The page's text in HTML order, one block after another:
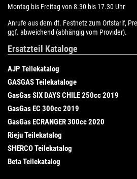
Montag bis Freitag von 8.30 bis 17.30 Uhr
Anrufe aus dem dt. Festnetz zum Ortstarif,
ggf. abweichend (abhängig vom Provider).
Ersatzteil Kataloge
AJP Teilekatalog
GASGAS Teilekataloge
GasGas SIX DAYS CHILE 250cc 2019
GasGas EC 300cc 2019
GasGas ECRANGER 300cc 2020
Rieju Teilekatalog
SHERCO Teilekatalog
Beta Teilekatalog